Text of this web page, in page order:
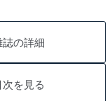
誌の詳細
次を見る